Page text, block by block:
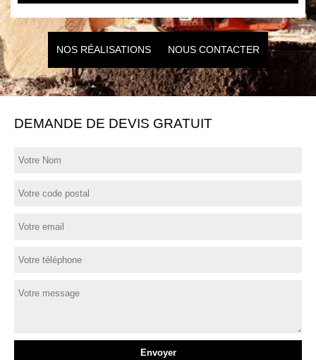
NOS RÉALISATIONS NOUS CONTACTER
DEMANDE DE DEVIS GRATUIT